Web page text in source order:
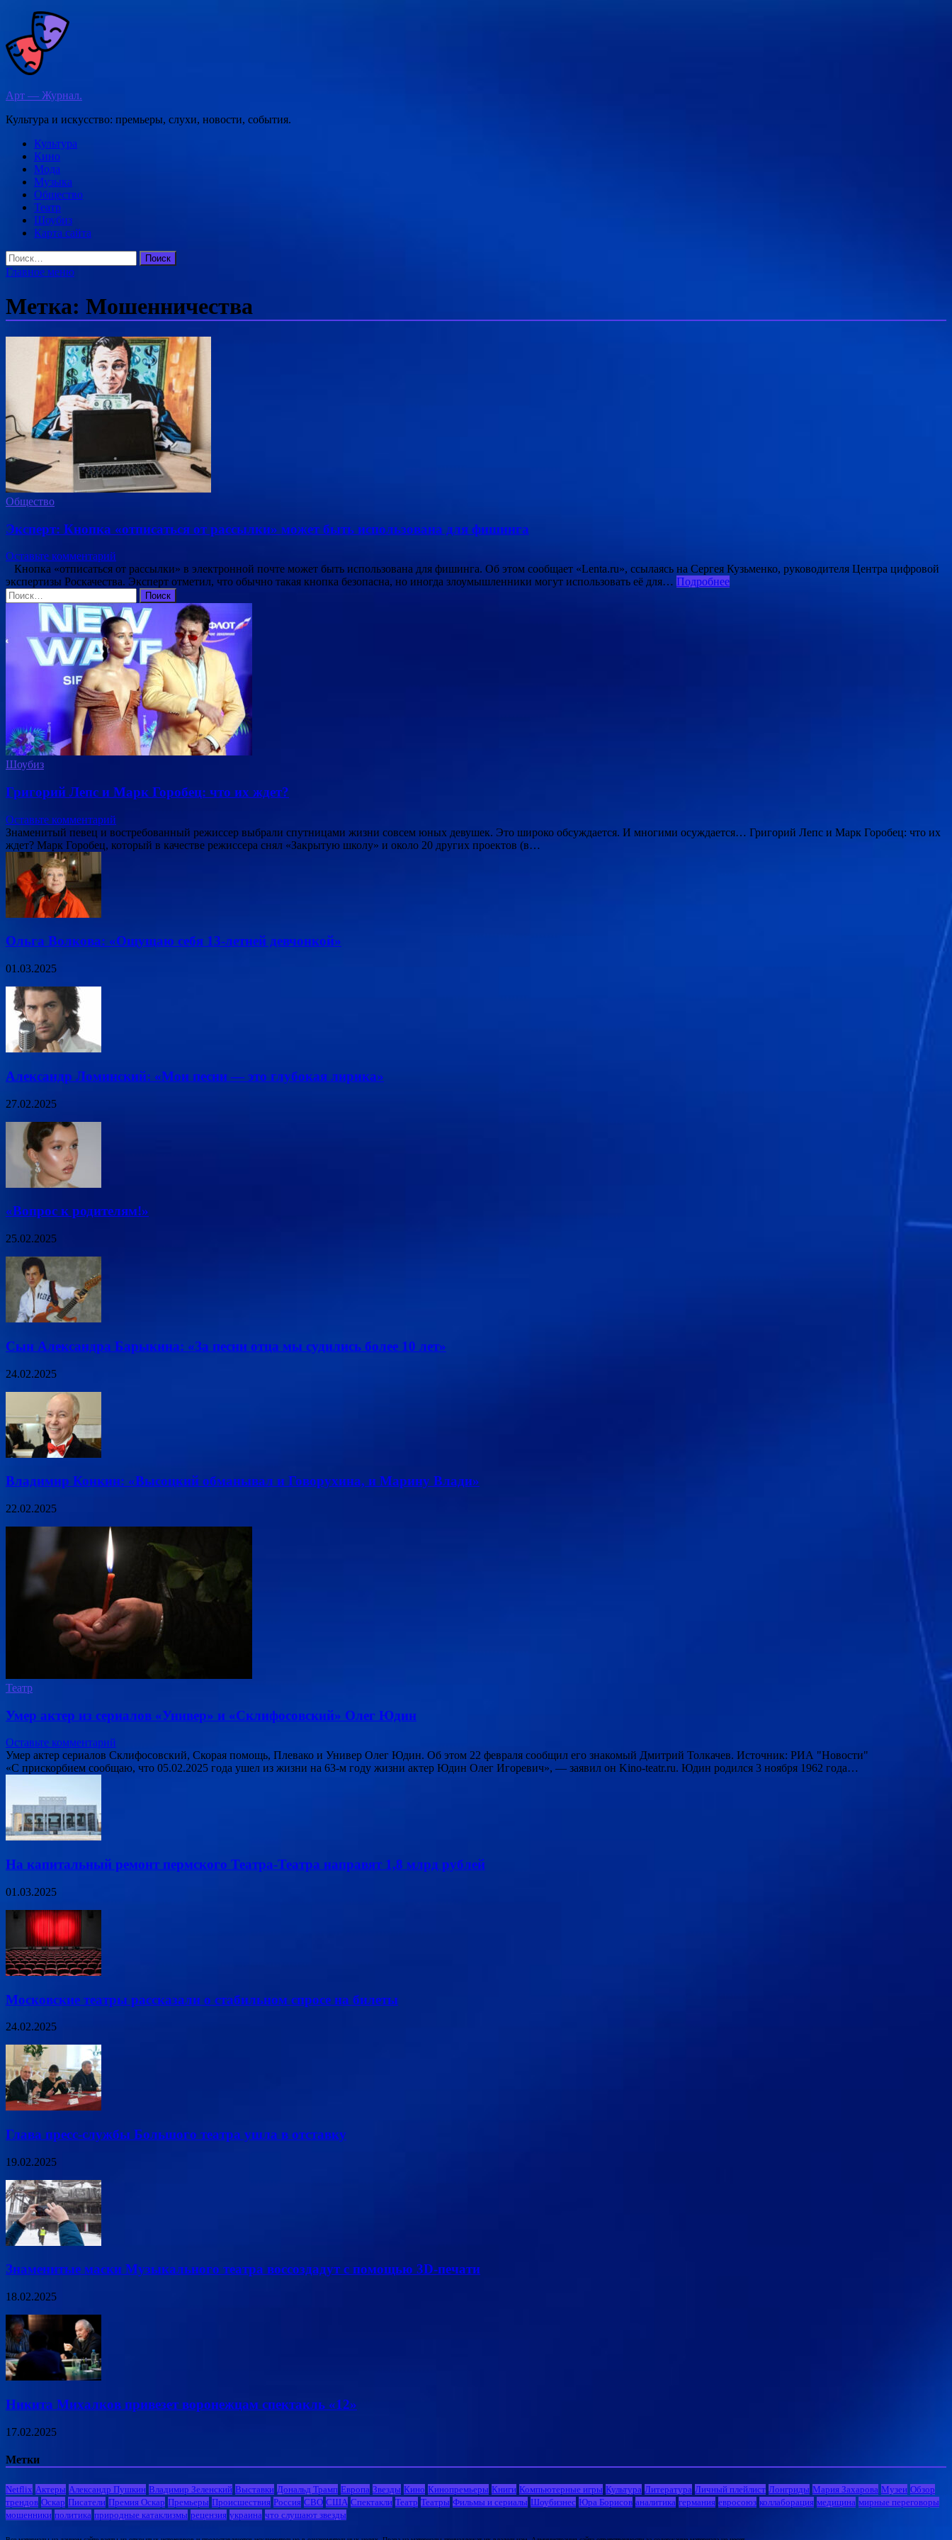
Перейти
содержимому
Арт — Журнал.
Культура и искусство: премьеры, слухи, новости, события.
Культура
Кино
Мода
Музыка
Общество
Театр
Шоубиз
Карта сайта
Найти:
Главное меню
Метка: Мошенничества
Общество
Эксперт: Кнопка «отписаться от рассылки» может быть использована для фишинга
Оставьте комментарий
Кнопка «отписаться от рассылки» в электронной почте может быть использована для фишинга. Об этом сообщает «Lenta.ru», ссылаясь на Сергея Кузьменко, руководителя Центра цифровой
экспертизы Роскачества. Эксперт отметил, что обычно такая кнопка безопасна, но иногда злоумышленники могут использовать её для… Подробнее
Найти:
Шоубиз
Григорий Лепс и Марк Горобец: что их ждет?
Оставьте комментарий
Знаменитый певец и востребованный режиссер выбрали спутницами жизни совсем юных девушек. Это широко обсуждается. И многими осуждается… Григорий Лепс и Марк Горобец: что их
ждет? Марк Горобец, который в качестве режиссера снял «Закрытую школу» и около 20 других проектов (в…
Ольга Волкова: «Ощущаю себя 13-летней девчонкой»
01.03.2025
Александр Ломинский: «Мои песни — это глубокая лирика»
27.02.2025
«Вопрос к родителям!»
25.02.2025
Сын Александра Барыкина: «За песни отца мы судились более 10 лет»
24.02.2025
Владимир Конкин: «Высоцкий обманывал и Говорухина, и Марину Влади»
22.02.2025
Театр
Умер актер из сериалов «Универ» и «Склифосовский» Олег Юдин
Оставьте комментарий
Умер актер сериалов Склифосовский, Скорая помощь, Плевако и Универ Олег Юдин. Об этом 22 февраля сообщил его знакомый Дмитрий Толкачев. Источник: РИА "Новости"
«С прискорбием сообщаю, что 05.02.2025 года ушел из жизни на 63-м году жизни актер Юдин Олег Игоревич», — заявил он Kino-teatr.ru. Юдин родился 3 ноября 1962 года…
На капитальный ремонт пермского Театра-Театра направят 1,8 млрд рублей
01.03.2025
Московские театры рассказали о стабильном спросе на билеты
24.02.2025
Глава пресс-службы Большого театра ушла в отставку
19.02.2025
Знаменитые маски Музыкального театра воссоздадут с помощью 3D-печати
18.02.2025
Никита Михалков привезет воронежцам спектакль «12»
17.02.2025
Метки
Netflix Актеры Александр Пушкин Владимир Зеленский Выставки Дональд Трамп Европа Звезды Кино Кинопремьеры Книги Компьютерные игры Культура Литература Личный плейлист Лонгриды Мария Захарова Музеи Обзор
трендов Оскар Писатели Премия Оскар Премьеры Происшествия Россия СВО США Спектакли Театр Театры Фильмы и сериалы Шоубизнес Юра Борисов аналитика германия евросоюз коллаборация медицина мирные переговоры
мошенники политика природные катаклизмы рецензия украина что слушают звезды